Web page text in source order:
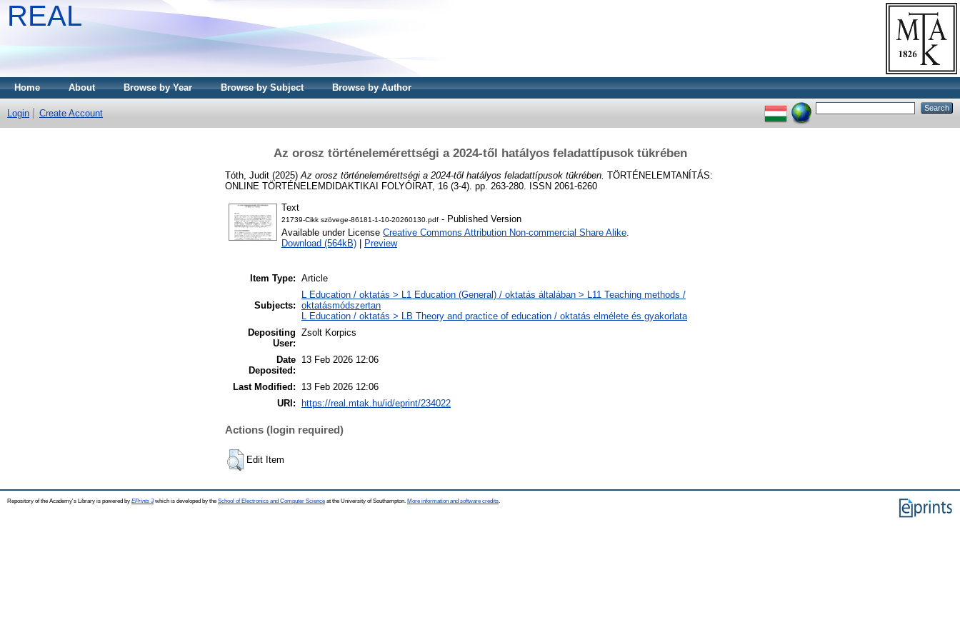
REAL
Home About Browse by Year Browse by Subject Browse by Author
Login Create Account
Az orosz történelemérettségi a 2024-től hatályos feladattípusok tükrében
Tóth, Judit (2025) Az orosz történelemérettségi a 2024-től hatályos feladattípusok tükrében. TÖRTÉNELEMTANÍTÁS:
ONLINE TÖRTÉNELEMDIDAKTIKAI FOLYÓIRAT, 16 (3-4). pp. 263-280. ISSN 2061-6260
Text
21739-Cikk szövege-86181-1-10-20260130.pdf - Published Version
Available under License Creative Commons Attribution Non-commercial Share Alike.
Download (564kB)
Preview
Item Type: Article
Subjects:
L Education / oktatás > L1 Education (General) / oktatás általában > L11 Teaching methods /
oktatásmódszertan
L Education / oktatás > LB Theory and practice of education / oktatás elmélete és gyakorlata
Depositing
User:
Zsolt Korpics
Date
Deposited:
13 Feb 2026 12:06
Last Modified:
13 Feb 2026 12:06
URI:
https://real.mtak.hu/id/eprint/234022
Actions (login required)
Edit Item
Repository of the Academy's Library is powered by EPrints 3which is developed by the School of Electronics and Computer Science at the University of Southampton. More information and software credits